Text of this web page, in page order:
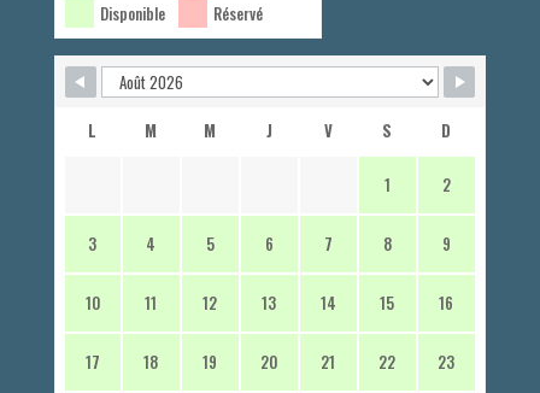
Disponible Réservé
L M M J V S D
1 2
3 4 5 6 7 8 9
10 11 12 13 14 15 16
17 18 19 20 21 22 23